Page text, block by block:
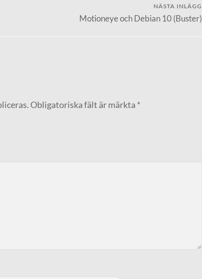
NÄSTA INLÄGG
Motioneye och Debian 10 (Buster)
Obligatoriska fält är märkta *